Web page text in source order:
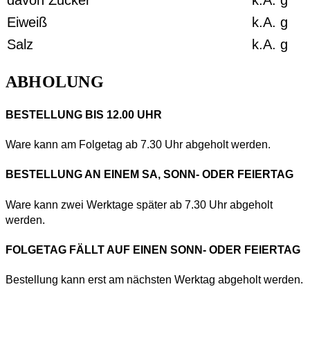
Eiweiß
k.A. g
Salz
k.A. g
ABHOLUNG
BESTELLUNG BIS 12.00 UHR
Ware kann am Folgetag ab 7.30 Uhr abgeholt werden.
BESTELLUNG AN EINEM SA, SONN- ODER FEIERTAG
Ware kann zwei Werktage später ab 7.30 Uhr abgeholt
werden.
FOLGETAG FÄLLT AUF EINEN SONN- ODER FEIERTAG
Bestellung kann erst am nächsten Werktag abgeholt werden.